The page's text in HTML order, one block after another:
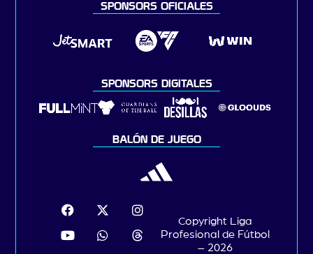
SPONSORS OFICIALES
SPONSORS DIGITALES
BALÓN DE JUEGO
Copyright Liga
Profesional de Fútbol
– 2026